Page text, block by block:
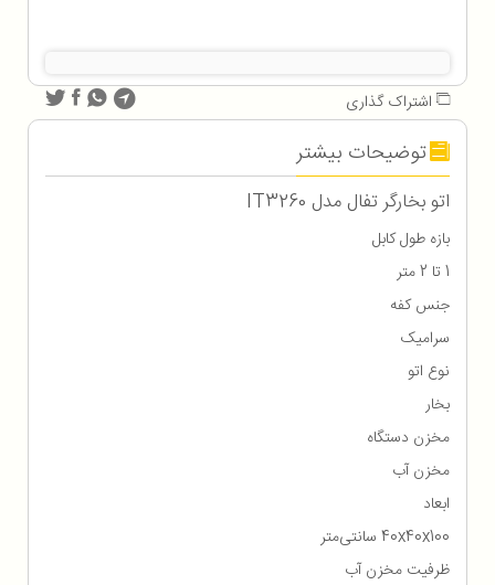
اشتراک گذاری
توضیحات بیشتر
اتو بخارگر تفال مدل IT3260
بازه طول کابل
1 تا 2 متر
جنس کفه
سرامیک
نوع اتو
بخار
مخزن دستگاه
مخزن آب
ابعاد
40x40x100 سانتی‌متر
ظرفیت مخزن آب